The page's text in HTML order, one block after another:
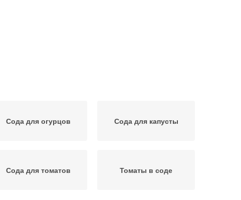
Сода для огурцов Сода для капусты
Сода для томатов Томаты в соде